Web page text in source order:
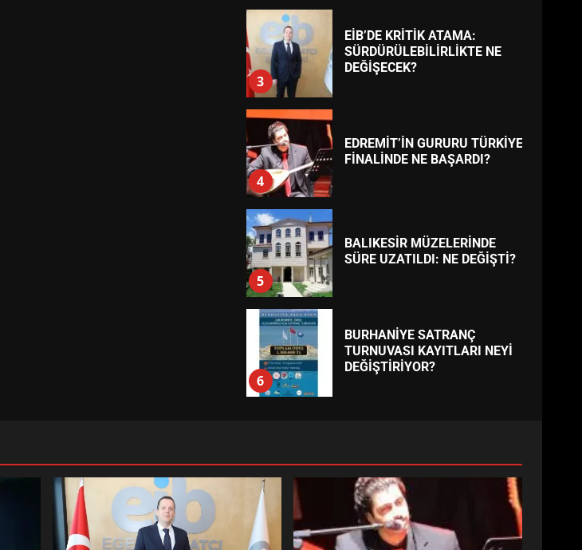
3
EİB’DE KRİTİK ATAMA:
SÜRDÜRÜLEBİLİRLİKTE NE
DEĞİŞECEK?
4
EDREMİT’İN GURURU TÜRKİYE
FİNALİNDE NE BAŞARDI?
5
BALIKESİR MÜZELERİNDE
SÜRE UZATILDI: NE DEĞİŞTİ?
6
BURHANİYE SATRANÇ
TURNUVASI KAYITLARI NEYİ
DEĞİŞTİRİYOR?
7
YÖNETİM NASIL ŞEKİLLENDİ?
AYVALIK SU MİRASI İÇİN